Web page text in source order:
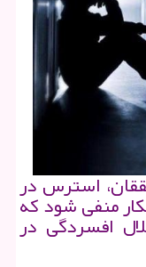
استرس در
منفی شود كه
افسردگی در